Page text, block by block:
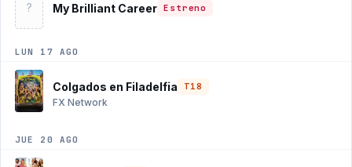
? My Brilliant Career Estreno
LUN 17 AGO
Colgados en Filadelfia T18
FX Network
JUE 20 AGO